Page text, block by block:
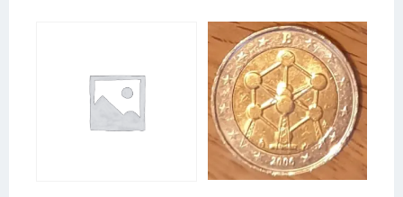
variaties.
Deze
optie
gekozen
worden
Deze
optie
kan
worden
op